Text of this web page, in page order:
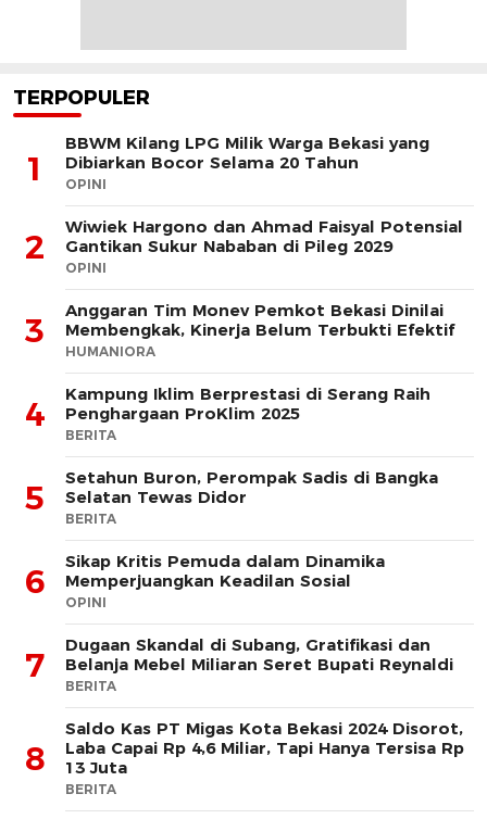
TERPOPULER
1
BBWM Kilang LPG Milik Warga Bekasi yang
Dibiarkan Bocor Selama 20 Tahun
OPINI
2
Wiwiek Hargono dan Ahmad Faisyal Potensial
Gantikan Sukur Nababan di Pileg 2029
OPINI
3
Anggaran Tim Monev Pemkot Bekasi Dinilai
Membengkak, Kinerja Belum Terbukti Efektif
HUMANIORA
4
Kampung Iklim Berprestasi di Serang Raih
Penghargaan ProKlim 2025
BERITA
5
Setahun Buron, Perompak Sadis di Bangka
Selatan Tewas Didor
BERITA
6
Sikap Kritis Pemuda dalam Dinamika
Memperjuangkan Keadilan Sosial
OPINI
7
Dugaan Skandal di Subang, Gratifikasi dan
Belanja Mebel Miliaran Seret Bupati Reynaldi
BERITA
8
Saldo Kas PT Migas Kota Bekasi 2024 Disorot,
Laba Capai Rp 4,6 Miliar, Tapi Hanya Tersisa Rp
13 Juta
BERITA